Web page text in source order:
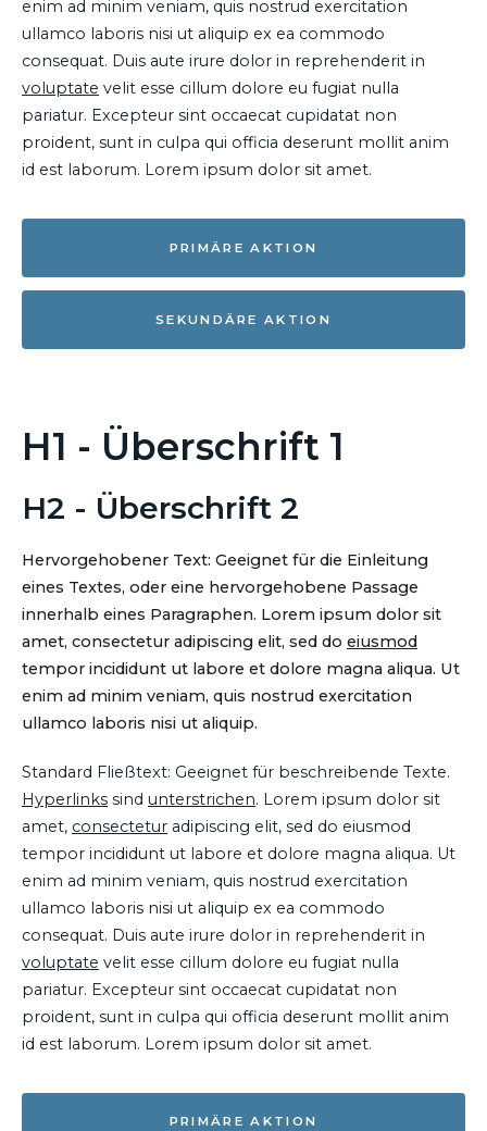
enim ad minim veniam, quis nostrud exercitation
ullamco laboris nisi ut aliquip ex ea commodo
consequat. Duis aute irure dolor in reprehenderit in
voluptate velit esse cillum dolore eu fugiat nulla
pariatur. Excepteur sint occaecat cupidatat non
proident, sunt in culpa qui officia deserunt mollit anim
id est laborum. Lorem ipsum dolor sit amet.
PRIMÄRE AKTION
SEKUNDÄRE AKTION
H1 - Überschrift 1
H2 - Überschrift 2
Hervorgehobener Text: Geeignet für die Einleitung
eines Textes, oder eine hervorgehobene Passage
innerhalb eines Paragraphen. Lorem ipsum dolor sit
amet, consectetur adipiscing elit, sed do eiusmod
tempor incididunt ut labore et dolore magna aliqua. Ut
enim ad minim veniam, quis nostrud exercitation
ullamco laboris nisi ut aliquip.
Standard Fließtext: Geeignet für beschreibende Texte.
Hyperlinks sind unterstrichen. Lorem ipsum dolor sit
amet, consectetur adipiscing elit, sed do eiusmod
tempor incididunt ut labore et dolore magna aliqua. Ut
enim ad minim veniam, quis nostrud exercitation
ullamco laboris nisi ut aliquip ex ea commodo
consequat. Duis aute irure dolor in reprehenderit in
voluptate velit esse cillum dolore eu fugiat nulla
pariatur. Excepteur sint occaecat cupidatat non
proident, sunt in culpa qui officia deserunt mollit anim
id est laborum. Lorem ipsum dolor sit amet.
PRIMÄRE AKTION